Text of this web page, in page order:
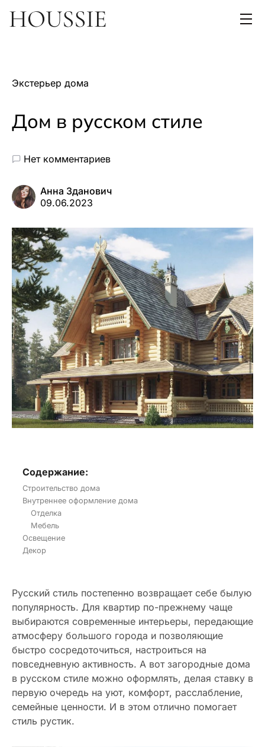
Экстерьер дома
Дом в русском стиле
Нет комментариев
Анна Зданович
09.06.2023
Содержание:
Строительство дома
Внутреннее оформление дома
Отделка
Мебель
Освещение
Декор
Русский стиль постепенно возвращает себе былую
популярность. Для квартир по-прежнему чаще
выбираются современные интерьеры, передающие
атмосферу большого города и позволяющие
быстро сосредоточиться, настроиться на
повседневную активность. А вот загородные дома
в русском стиле можно оформлять, делая ставку в
первую очередь на уют, комфорт, расслабление,
семейные ценности. И в этом отлично помогает
стиль рустик.